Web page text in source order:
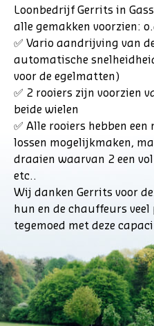
Loonbedrijf Gerrits in
alle gemakken voorzien:
✅ Vario aandrijving van
automatische
voor de egelmatten)
✅ 2 rooiers zijn voorzien
beide wielen
✅ Alle rooiers hebben
lossen mogelijkmaken,
draaien waarvan 2 een
etc..
Wij danken Gerrits voor
hun en de chauffeurs
tegemoed met deze